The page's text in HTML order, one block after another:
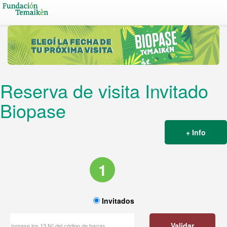
Reserva de visita Invitado
Biopase
+ Info
1
Invitados